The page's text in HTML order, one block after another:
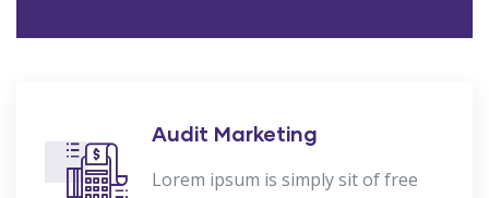
Audit Marketing
Lorem ipsum is simply sit of free